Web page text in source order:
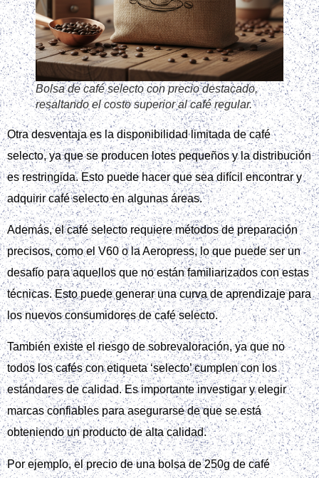
Bolsa de café selecto con precio destacado,
resaltando el costo superior al café regular.
Otra desventaja es la disponibilidad limitada de café
selecto, ya que se producen lotes pequeños y la distribución
es restringida. Esto puede hacer que sea difícil encontrar y
adquirir café selecto en algunas áreas.
Además, el café selecto requiere métodos de preparación
precisos, como el V60 o la Aeropress, lo que puede ser un
desafío para aquellos que no están familiarizados con estas
técnicas. Esto puede generar una curva de aprendizaje para
los nuevos consumidores de café selecto.
También existe el riesgo de sobrevaloración, ya que no
todos los cafés con etiqueta ‘selecto’ cumplen con los
estándares de calidad. Es importante investigar y elegir
marcas confiables para asegurarse de que se está
obteniendo un producto de alta calidad.
Por ejemplo, el precio de una bolsa de 250g de café